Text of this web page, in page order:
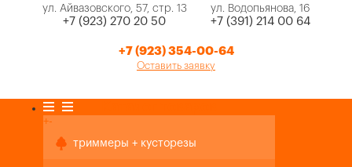
ул. Айвазовского, 57, стр. 13
+7 (923) 270 20 50
ул. Водопьянова, 16
+7 (391) 214 00 64
+7 (923) 354-00-64
Оставить заявку
+-
триммеры + кусторезы